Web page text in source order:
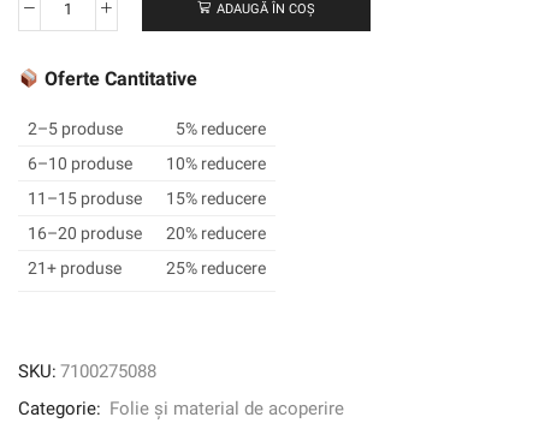
Cantitate
™
™
GRADA
GRADAȚIE,
SH2SSIM-
S2,
ILLUMINA
mm
3000
ADAUGĂ ÎN COȘ
Oferte Cantitative
2–5 produse
5% reducere
6–10 produse
10% reducere
11–15 produse
15% reducere
16–20 produse
20% reducere
21+ produse
25% reducere
SKU: 7100275088
Categorie: Folie și material de acoperire